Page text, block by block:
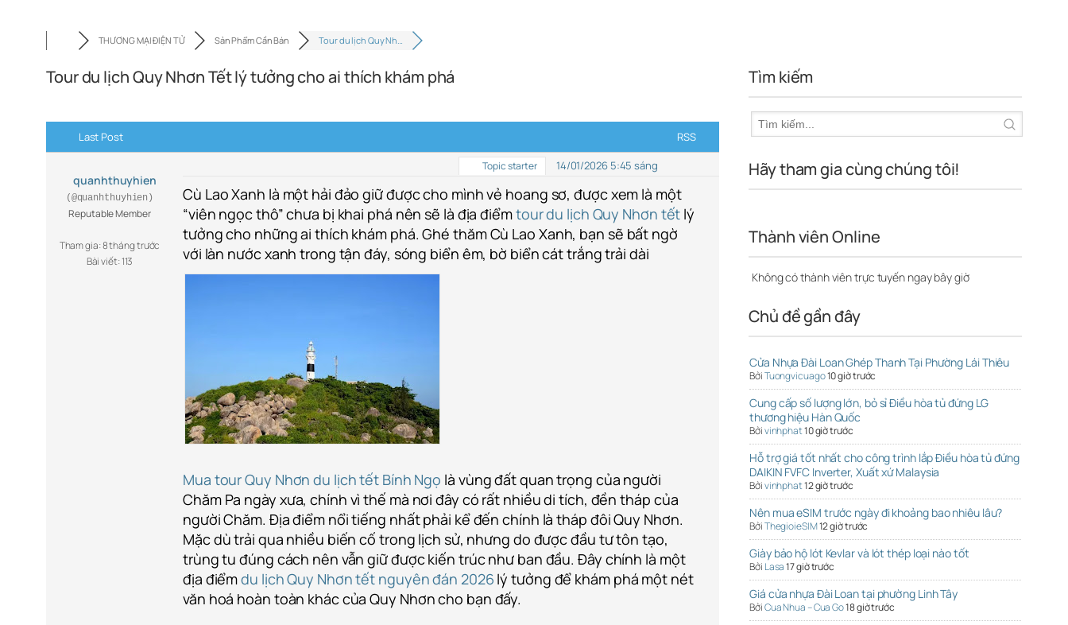
THƯƠNG MẠI ĐIỆN TỬ Sản Phẩm Cần Bán Tour du lịch Quy Nh…
Tour du lịch Quy Nhơn Tết lý tưởng cho ai thích khám phá
Last Post RSS
quanhthuyhien
(@quanhthuyhien)
Reputable Member
Tham gia: 8 tháng trước
Bài viết: 113
Topic starter 14/01/2026 5:45 sáng
Cù Lao Xanh là một hải đảo giữ được cho mình vẻ hoang sơ, được xem là một
“viên ngọc thô” chưa bị khai phá nên sẽ là địa điểmtour du lịch Quy Nhơn tết lý
tưởng cho những ai thích khám phá. Ghé thăm Cù Lao Xanh, bạn sẽ bất ngờ
với làn nước xanh trong tận đáy, sóng biển êm, bờ biển cát trắng trải dài
Mua tour Quy Nhơn du lịch tết Bính Ngọ là vùng đất quan trọng của người
Chăm Pa ngày xưa, chính vì thế mà nơi đây có rất nhiều di tích, đền tháp của
người Chăm. Địa điểm nổi tiếng nhất phải kể đến chính là tháp đôi Quy Nhơn.
Mặc dù trải qua nhiều biến cố trong lịch sử, nhưng do được đầu tư tôn tạo,
trùng tu đúng cách nên vẫn giữ được kiến trúc như ban đầu. Đây chính là một
địa điểmdu lịch Quy Nhơn tết nguyên đán 2026 lý tưởng để khám phá một nét
văn hoá hoàn toàn khác của Quy Nhơn cho bạn đấy.
Tìm kiếm
Hãy tham gia cùng chúng tôi!
Thành viên Online
Không có thành viên trực tuyến ngay bây giờ
Chủ đề gần đây
Cửa Nhựa Đài Loan Ghép Thanh Tại Phường Lái Thiêu
BởiTuongvicuago10 giờ trước
Cung cấp số lượng lớn, bỏ sỉ Điều hòa tủ đứng LG
thương hiệu Hàn Quốc
Bởivinhphat10 giờ trước
Hỗ trợ giá tốt nhất cho công trình lắp Điều hòa tủ đứng
DAIKIN FVFC Inverter, Xuất xứ Malaysia
Bởivinhphat12 giờ trước
Nên mua eSIM trước ngày đi khoảng bao nhiêu lâu?
BởiThegioieSIM12 giờ trước
Giày bảo hộ lót Kevlar và lót thép loại nào tốt
Bởi Lasa17 giờ trước
Giá cửa nhựa Đài Loan tại phường Linh Tây
BởiCua Nhua – Cua Go18 giờ trước